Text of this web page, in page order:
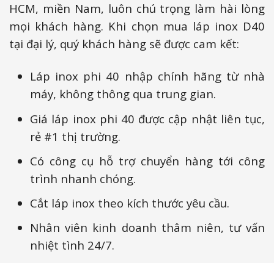
HCM, miền Nam, luôn chú trọng làm hài lòng
mọi khách hàng. Khi chọn mua láp inox D40
tại đại lý, quý khách hàng sẽ được cam kết:
Láp inox phi 40 nhập chính hãng từ nhà
máy, không thông qua trung gian.
Giá láp inox phi 40 được cập nhật liên tục,
rẻ #1 thị trường.
Có công cụ hỗ trợ chuyển hàng tới công
trình nhanh chóng.
Cắt láp inox theo kích thước yêu cầu.
Nhân viên kinh doanh thâm niên, tư vấn
nhiệt tình 24/7.